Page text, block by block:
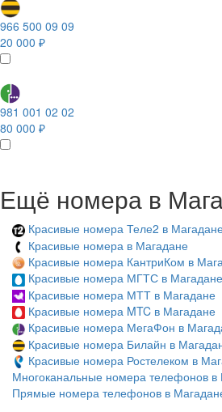
966 500 09 09
20 000 ₽
981 001 02 02
80 000 ₽
Ещё номера в
Красивые номера Теле2 в
Красивые номера в Магадане
Красивые номера КантриКом в
Красивые номера МГТС в Магадане
Красивые номера МТТ в Магадане
Красивые номера MTC в Магадане
Красивые номера МегаФон в
Красивые номера Билайн в
Красивые номера Ростелеком в
Многоканальные номера телефонов в
Прямые номера телефонов в